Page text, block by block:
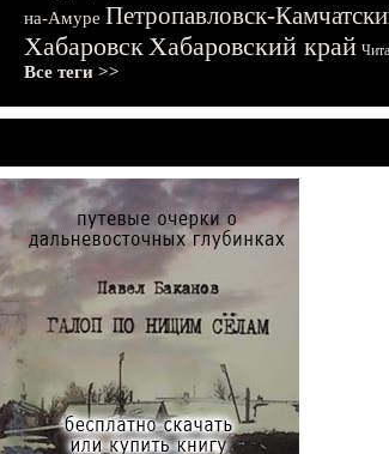
на-Амуре Петропавловск-
ХабаровскХабаровский край Чита
Все теги >>